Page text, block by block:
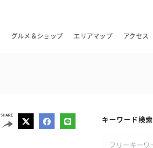
グルメ＆ショップ エリアマップ アクセス
キーワード検索